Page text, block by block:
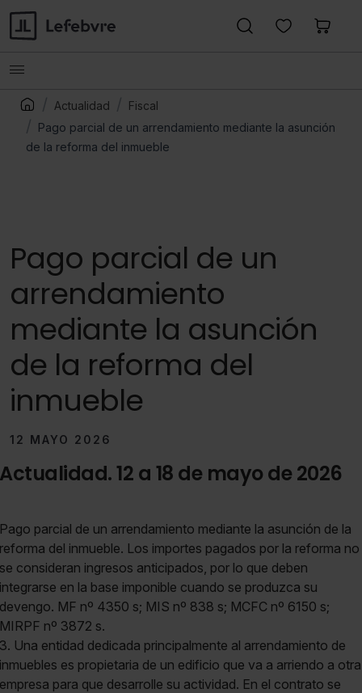
Actualidad
Fiscal
Pago parcial de un arrendamiento mediante la asunción
de la reforma del inmueble
Pago parcial de un
arrendamiento
mediante la asunción
de la reforma del
inmueble
12 MAYO 2026
Actualidad. 12 a 18 de mayo de 2026
Pago parcial de un arrendamiento mediante la asunción de la
reforma del inmueble. Los importes pagados por la reforma no
se consideran ingresos anticipados, por lo que deben
integrarse en la base imponible cuando se produzca su
devengo. MF nº 4350 s; MIS nº 838 s; MCFC nº 6150 s;
MIRPF nº 3872 s.
3. Una entidad dedicada principalmente al arrendamiento de
inmuebles es propietaria de un edificio que va a arriendo a otra
empresa para que desarrolle su actividad. En el contrato se